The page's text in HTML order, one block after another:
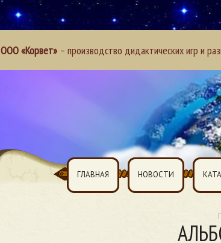
ООО «Корвет»– производство дидактических игр и
ГЛАВНАЯ НОВОСТИ